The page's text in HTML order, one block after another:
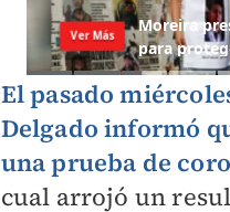
El pasado
Delgado informó
una prueba de
cual arrojó un